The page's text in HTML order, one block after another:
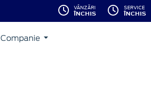
VÂNZĂRI
ÎNCHIS
SERVICE
ÎNCHIS
Companie